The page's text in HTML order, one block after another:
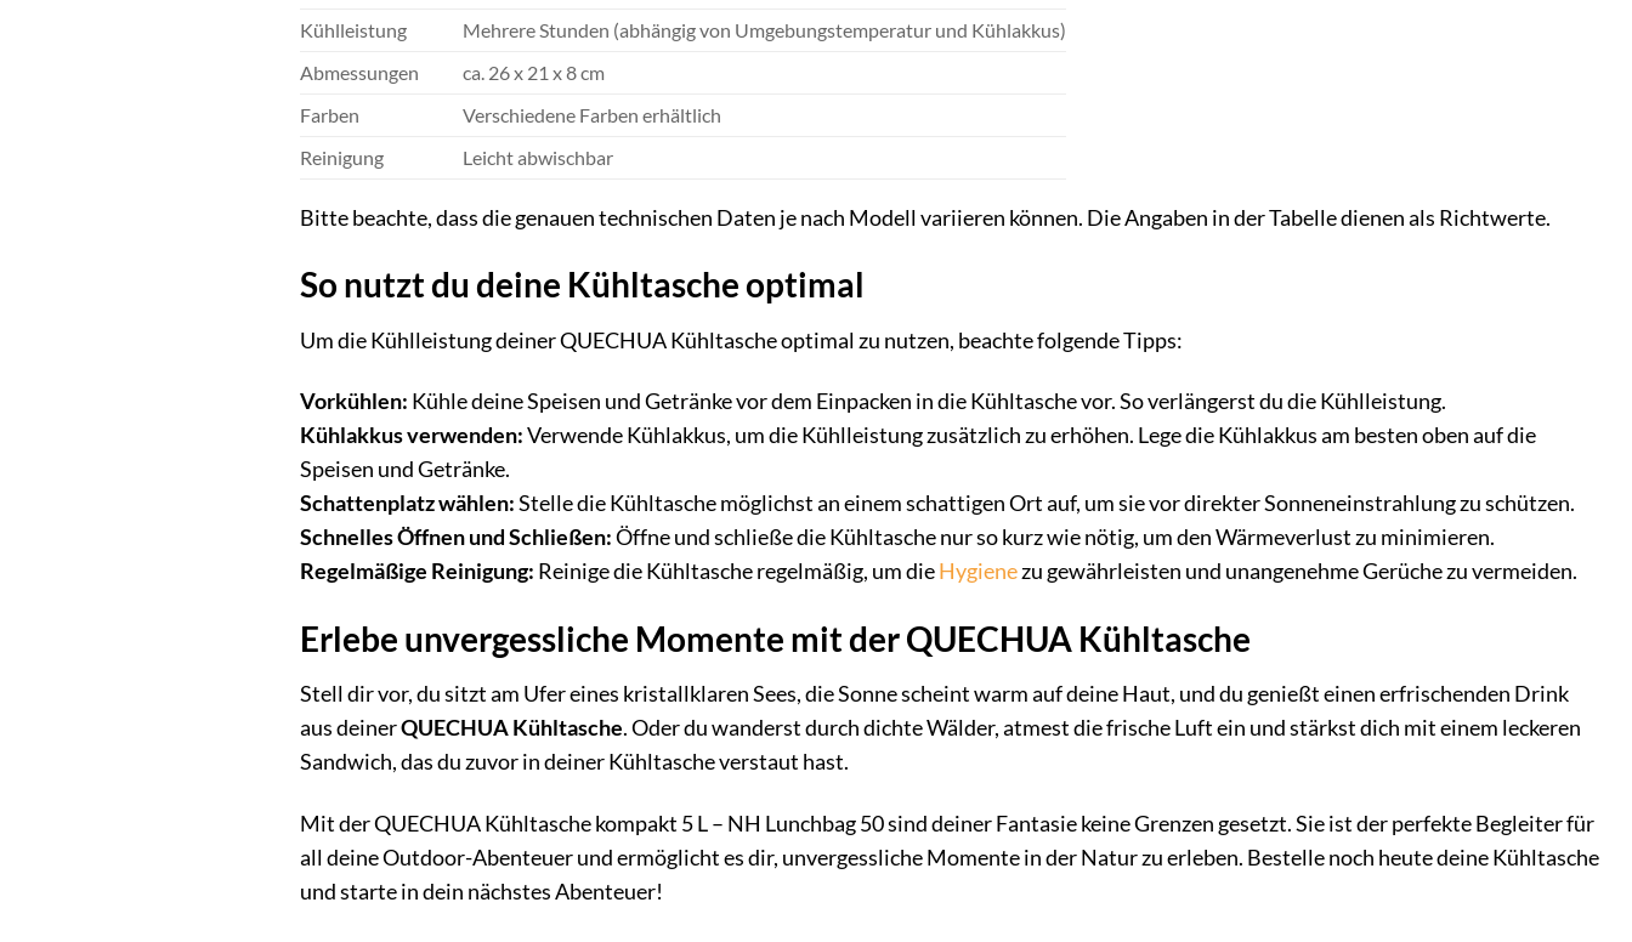
Kühlleistung
Mehrere Stunden (abhängig von Umgebungstemperatur und Kühlakkus)
Abmessungen
ca. 26 x 21 x 8 cm
Farben
Verschiedene Farben erhältlich
Reinigung
Leicht abwischbar
Bitte beachte, dass die genauen technischen Daten je nach Modell variieren können. Die Angaben in der Tabelle dienen als Richtwerte.
So nutzt du deine Kühltasche optimal
Um die Kühlleistung deiner QUECHUA Kühltasche optimal zu nutzen, beachte folgende Tipps:
Vorkühlen: Kühle deine Speisen und Getränke vor dem Einpacken in die Kühltasche vor. So verlängerst du die Kühlleistung.
Kühlakkus verwenden:Verwende Kühlakkus, um die Kühlleistung zusätzlich zu erhöhen. Lege die Kühlakkus am besten oben auf die
Speisen und Getränke.
Schattenplatz wählen:Stelle die Kühltasche möglichst an einem schattigen Ort auf, um sie vor direkter Sonneneinstrahlung zu schützen.
Schnelles Öffnen und Schließen:Öffne und schließe die Kühltasche nur so kurz wie nötig, um den Wärmeverlust zu minimieren.
Regelmäßige Reinigung: Reinige die Kühltasche regelmäßig, um dieHygienezu gewährleisten und unangenehme Gerüche zu vermeiden.
Erlebe unvergessliche Momente mit der QUECHUA Kühltasche
Stell dir vor, du sitzt am Ufer eines kristallklaren Sees, die Sonne scheint warm auf deine Haut, und du genießt einen erfrischenden Drink
aus deinerQUECHUA Kühltasche. Oder du wanderst durch dichte Wälder, atmest die frische Luft ein und stärkst dich mit einem leckeren
Sandwich, das du zuvor in deiner Kühltasche verstaut hast.
Mit der QUECHUA Kühltasche kompakt 5 L – NH Lunchbag 50 sind deiner Fantasie keine Grenzen gesetzt. Sie ist der perfekte Begleiter für
all deine Outdoor-Abenteuer und ermöglicht es dir, unvergessliche Momente in der Natur zu erleben. Bestelle noch heute deine Kühltasche
und starte in dein nächstes Abenteuer!